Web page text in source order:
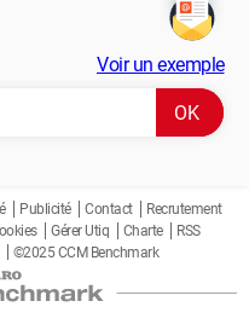
Voir un exemple
Publicité Contact
Recrutement
Gérer Utiq Charte
RSS
©2025 CCM Benchmark